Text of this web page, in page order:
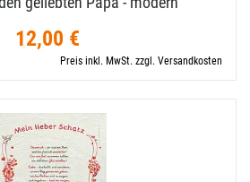
12,00 €
Preis inkl. MwSt. zzgl. Versandkosten